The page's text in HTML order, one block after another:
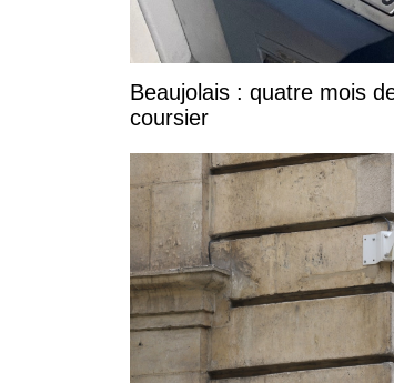
Beaujolais : quatre mois
coursier